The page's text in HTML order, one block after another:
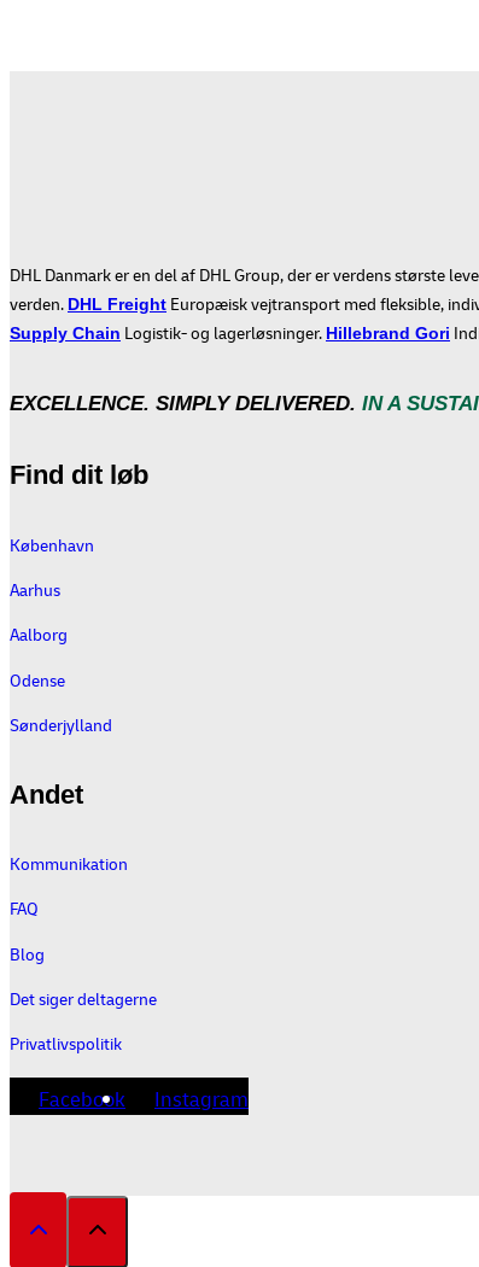
DHL Danmark er en del af DHL Group, der er verdens største
verden. DHL Freight Europæisk vejtransport med fleksible,
Supply Chain Logistik- og lagerløsninger. Hillebrand Gori
EXCELLENCE. SIMPLY DELIVERED. IN A
Find dit løb
København
Aarhus
Aalborg
Odense
Sønderjylland
Andet
Kommunikation
FAQ
Blog
Det siger deltagerne
Privatlivspolitik
Facebook Instagram